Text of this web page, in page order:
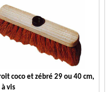
coco et zébré 29 ou 40 cm,
vis